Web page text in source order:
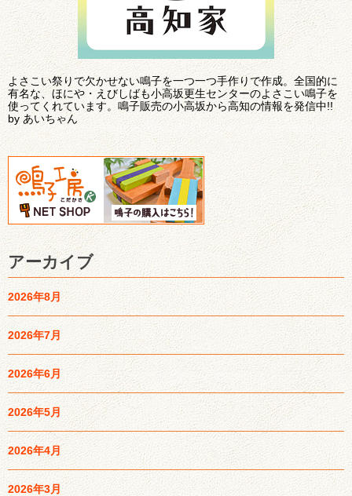
よさこい祭りで欠かせない鳴子を一つ一つ手作りで作成。全国的に
有名な、ほにや・えびしばも小高坂更生センターのよさこい鳴子を
使ってくれています。鳴子販売の小高坂から高知の情報を発信中!!
by あいちゃん
アーカイブ
2026年8月
2026年7月
2026年6月
2026年5月
2026年4月
2026年3月